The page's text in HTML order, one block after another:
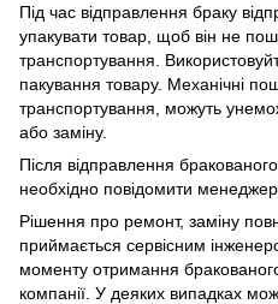
Під час відправлення браку
упакувати товар, щоб він не
транспортування.
пакування товару. Механічні
транспортування, можуть
або заміну.
Після відправлення
необхідно повідомити
Рішення про ремонт, заміну
приймається сервісним
моменту отримання
компанії. У деяких випадках